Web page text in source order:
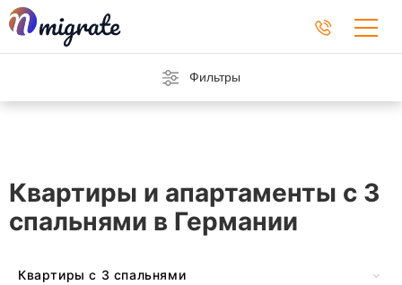
Фильтры
Квартиры и апартаменты с 3
спальнями в Германии
Квартиры с 3 спальнями